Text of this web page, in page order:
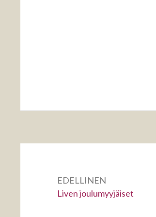
EDELLINEN
Edellinen:
Liven joulumyyjäiset